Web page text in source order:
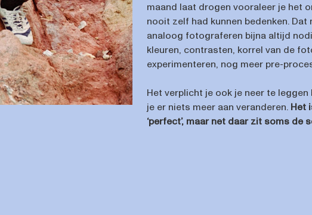
maand laat drogen vooraleer je het
nooit zelf had kunnen bedenken.
analoog fotograferen bijna altijd
kleuren, contrasten, korrel van de
experimenteren, nog meer pre-
Het verplicht je ook je neer te
je er niets meer aan veranderen. Het
‘perfect’, maar net daar zit soms de